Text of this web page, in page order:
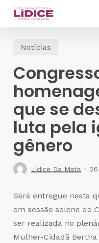
Skip
contentNotícias
que se
luta pela
gênero
Lídice Da Mata
Será entregue nesta
em sessão solene do
ser realizada no
Mulher-Cidadã